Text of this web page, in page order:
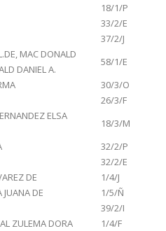
18/1/P
33/2/E
37/2/J
MAC DONALD
DANIEL A.
58/1/E
30/3/O
26/3/F
ELSA
18/3/M
32/2/P
32/2/E
DE
1/4/J
JUANA DE
1/5/Ñ
39/2/I
ZULEMA DORA
1/4/F